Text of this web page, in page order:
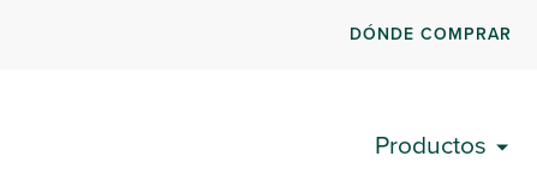
DÓNDE COMPRAR
Productos